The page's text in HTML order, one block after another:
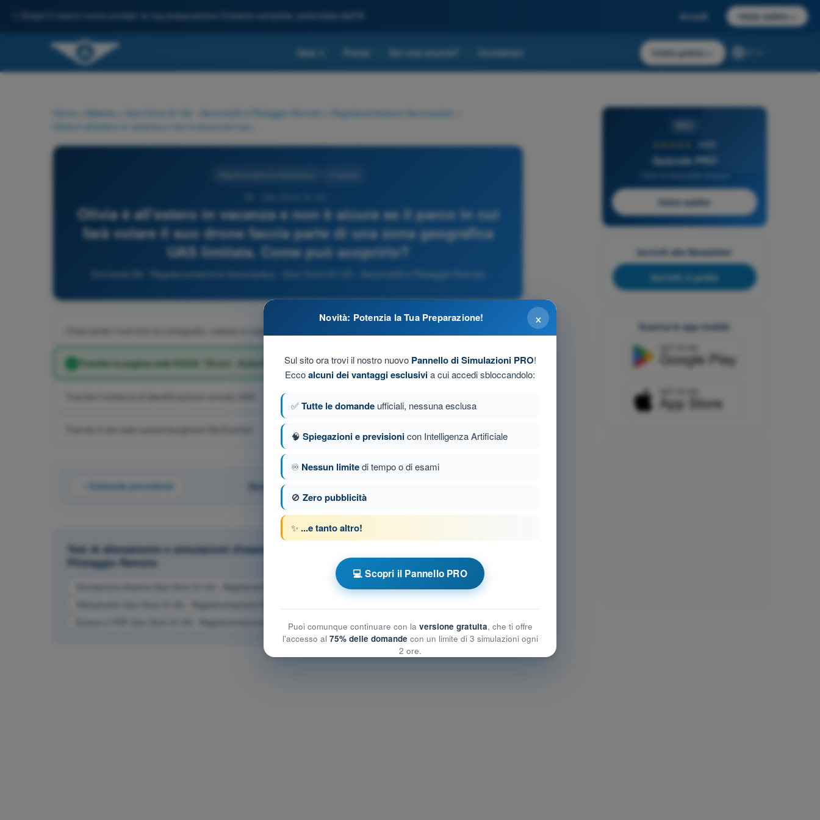
Scopri il nostro nuovo portale: la tua preparazione d'esame completa, potenziata dall'IA Accedi Inizia subito
Quiz Prezzi Sei una scuola? Contattaci Inizia gratis
Home Materie Quiz Droni A1-A3 - Aeromobili a Pilotaggio Remoto Regolamentazione Aeronautica
Olivia è all'estero in vacanza e non è sicura se il parco in cui
farà volare il suo drone faccia parte di una zona geografica
UAS limitata. Come può scoprirlo?
Domanda 58 - Regolamentazione Aeronautica - Quiz Droni A1-A3 - Aeromobili a Pilotaggio Remoto
Chiamando il servizio di cartografia, catasto e catasto lussemburghese.
Tramite la pagina web EASA "Droni - Autorità aeronautiche nazionali".
Tramite il sistema di identificazione remota UAS.
Tramite il sito web lussemburghese MyGuichet.
Domanda precedente Domanda 58 di 79
Test di allenamento e simulazioni d'esame a tempo Quiz Droni A1-A3 - Aeromobili a
Pilotaggio Remoto
Simulazione d'esame Quiz Droni A1-A3 - Regolamentazione Aeronautica
Allenamento Quiz Droni A1-A3 - Regolamentazione Aeronautica
Esame in PDF Quiz Droni A1-A3 - Regolamentazione Aeronautica
4,6/5
Quizvds PRO
Inizia subito
Iscriviti alla Newsletter
Iscriviti, è gratis
Scarica le app mobile
×
Novità: Potenzia la Tua Preparazione!
Sul sito ora trovi il nostro nuovo Pannello di Simulazioni PRO!
Eccoalcuni dei vantaggi esclusivia cui accedi sbloccandolo:
✅Tutte le domande ufficiali, nessuna esclusa
🧠 Spiegazioni e previsionicon Intelligenza Artificiale
♾️ Nessun limitedi tempo o di esami
🚫 Zero pubblicità
✨ ...e tanto altro!
💻 Scopri il Pannello PRO
Puoi comunque continuare con la versione gratuita, che ti offre
l'accesso al 75% delle domande con un limite di 3 simulazioni ogni
2 ore.